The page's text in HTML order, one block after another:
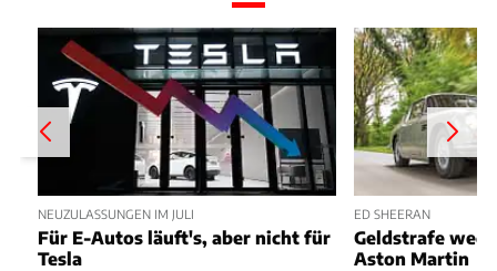
NEUZULASSUNGEN IM JULI
Für E-Autos läuft's, aber nicht für
Tesla
ED SHEERAN
Geldstrafe
Aston Martin